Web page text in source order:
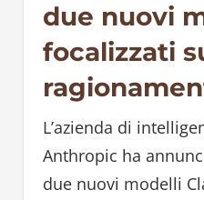
due nuovi
focalizzati
L’azienda di
Anthropic ha
due nuovi modelli